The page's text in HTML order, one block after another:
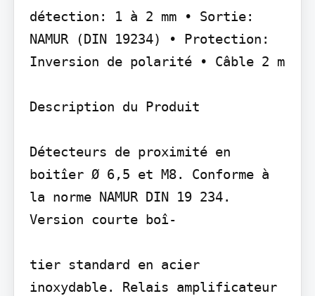
détection: 1 à 2 mm • Sortie:
NAMUR (DIN 19234) • Protection:
Inversion de polarité • Câble 2 m
Description du Produit
Détecteurs de proximité en
boitîer Ø 6,5 et M8. Conforme à
la norme NAMUR DIN 19 234.
Version courte boî-
tier standard en acier
inoxydable. Relais amplificateur